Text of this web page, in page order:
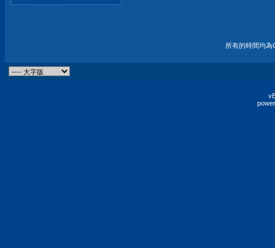
所有的時間均為